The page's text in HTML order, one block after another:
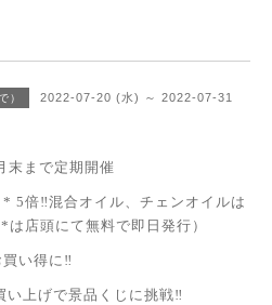
）
2022-07-20 (水) ～ 2022-07-31
末まで定期開催
5倍‼︎混合オイル、チェンオイルは
店頭にて無料で即日発行）
い得に‼
上げで景品くじに挑戦‼